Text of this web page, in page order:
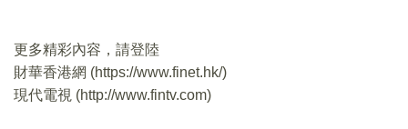
更多精彩內容，請登陸
財華香港網 (https://www.finet.hk/)
現代電視 (http://www.fintv.com)